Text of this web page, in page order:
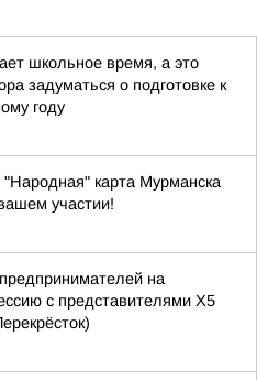
школьное время, а это
задуматься о подготовке к
году
карта Мурманска
участии!
на
с представителями X5